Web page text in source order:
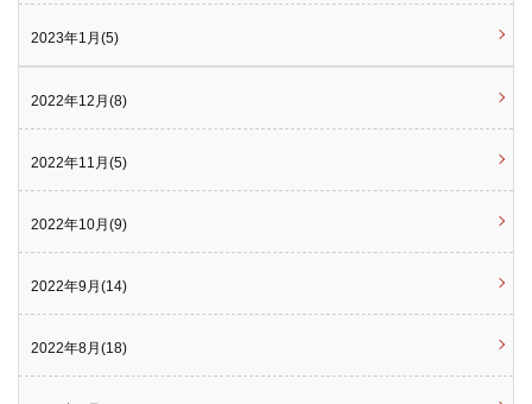
2023年1月(5)
2022年12月(8)
2022年11月(5)
2022年10月(9)
2022年9月(14)
2022年8月(18)